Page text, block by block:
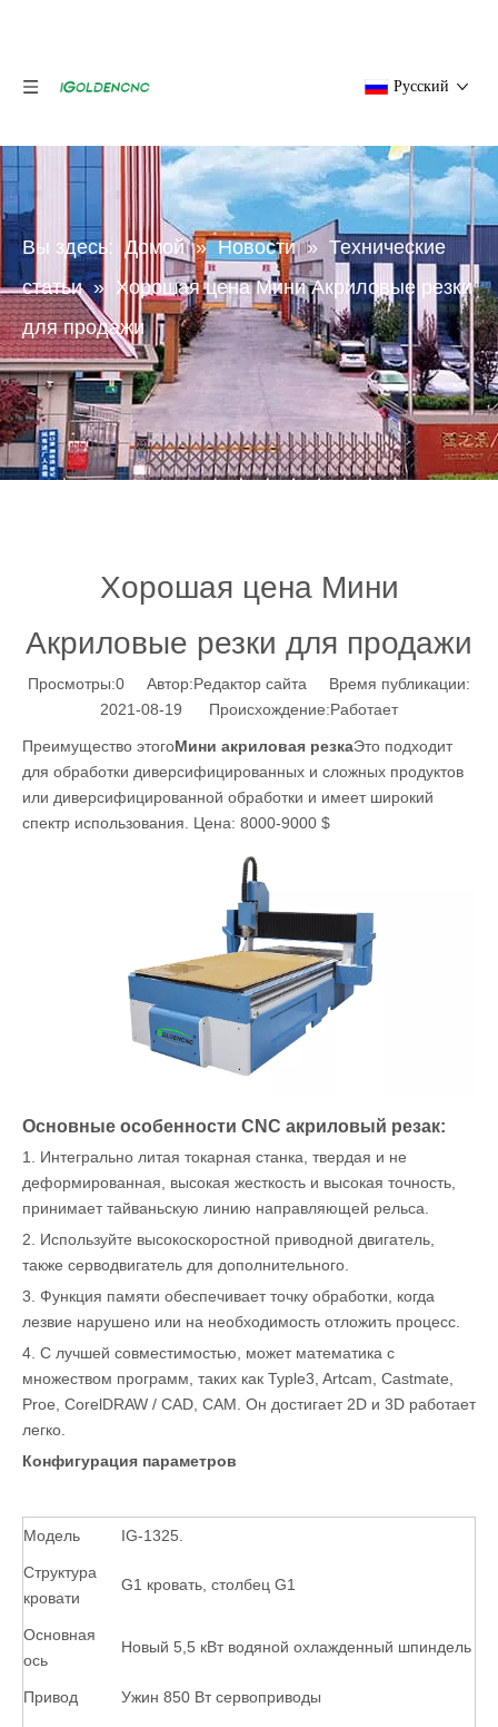
Pусский
Вы здесь: Домой » Новости » Технические
статьи » Хорошая цена Мини Акриловые резки
для продажи
Хорошая цена Мини
Акриловые резки для продажи
Просмотры:0 Автор:Pедактор сайта Время публикации:
2021-08-19 Происхождение:Работает
Преимущество этогоМини акриловая резкаЭто подходит
для обработки диверсифицированных и сложных продуктов
или диверсифицированной обработки и имеет широкий
спектр использования. Цена: 8000-9000 $
Основные особенности CNC акриловый резак:
1. Интегрально литая токарная станка, твердая и не
деформированная, высокая жесткость и высокая точность,
принимает тайваньскую линию направляющей рельса.
2. Используйте высокоскоростной приводной двигатель,
также серводвигатель для дополнительного.
3. Функция памяти обеспечивает точку обработки, когда
лезвие нарушено или на необходимость отложить процесс.
4. С лучшей совместимостью, может математика с
множеством программ, таких как Typle3, Artcam, Castmate,
Proe, CorelDRAW / CAD, CAM. Он достигает 2D и 3D работает
легко.
Конфигурация параметров
Модель IG-1325.
Структура
кровати
G1 кровать, столбец G1
Основная
ось
Новый 5,5 кВт водяной охлажденный шпиндель
Привод Ужин 850 Вт сервоприводы